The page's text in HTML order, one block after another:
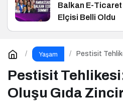
Balkan E-Ticaret
Elçisi Belli Oldu
Yaşam
Pestisit
Pestisit
Oluşu Gıda